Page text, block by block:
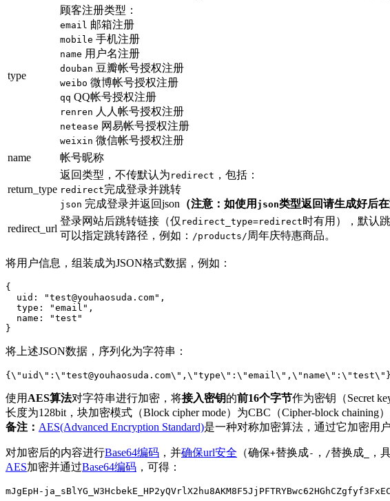
type
顾客注册类型：
email 邮箱注册
mobile 手机注册
name 用户名注册
douban 豆瓣帐号授权注册
weibo 微博帐号授权注册
qq QQ帐号授权注册
renren 人人帐号授权注册
netease 网易帐号授权注册
weixin 微信帐号授权注册
name
帐号昵称
return_type
返回类型，不传默认为 redirect ，包括：
redirect完成登录并跳转
json 完成登录并返回json （注意：如使用 json类型返回请生成好后
redirect_url
登录网站后跳转链接（仅 redirect_type=redirect时有用），默认
可以指定跳转路径，例如： /products/ 周年庆特惠商品。
将用户信息，组装成为JSON格式数据，例如：
{
  uid: "test@youhaosuda.com",
  type: "email",
  name: "test"
将上述JSON数据，序列化为字符串：
使用 AES算法对字符串进行加密，将接入密钥的前16个字节作为密钥（Secret
长度为128bit，块加密模式（Block cipher mode）为CBC（Cipher-block chaining）
备注： AES(Advanced Encryption Standard)是一种对称加密算法，通过它加密用
对加密后的内容进行Base64编码 ，并确保url安全 （确保+替换成- ， /替换成 ，
AES加密并通过Base64编码 ，可得：